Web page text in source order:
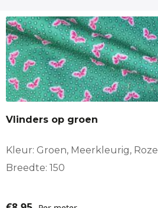
Vlinders op groen
Kleur: Groen, Meerkleurig, Roze
Breedte: 150